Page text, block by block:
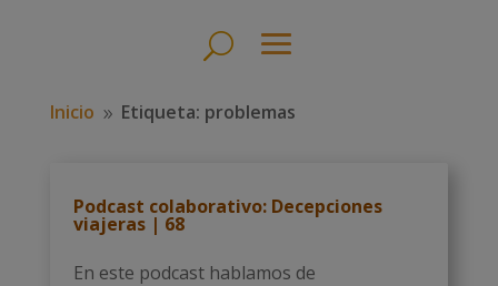
Inicio 9 Etiqueta: problemas
Podcast colaborativo: Decepciones
viajeras | 68
En este podcast hablamos de